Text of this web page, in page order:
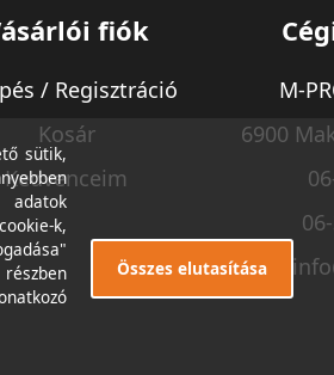
fiók
/ Regisztráció
Kosár
Kedvenceim
M-
6900
sütik,
adatok
k,
Összes elutasítása